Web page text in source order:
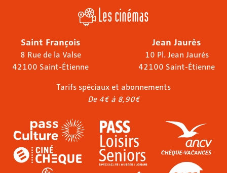
Les cinémas
Saint François
8 Rue de la Valse
42100 Saint-Étienne
Jean Jaurès
10 Pl. Jean Jaurès
42100 Saint-Étienne
Tarifs spéciaux et abonnements
De 4€ à 8,90€